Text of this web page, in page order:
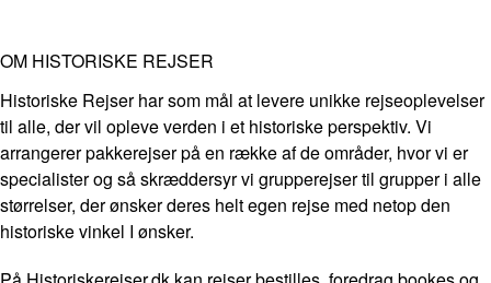
OM HISTORISKE REJSER
Historiske Rejser har som mål at levere unikke rejseoplevelser
til alle, der vil opleve verden i et historiske perspektiv. Vi
arrangerer pakkerejser på en række af de områder, hvor vi er
specialister og så skræddersyr vi grupperejser til grupper i alle
størrelser, der ønsker deres helt egen rejse med netop den
historiske vinkel I ønsker.